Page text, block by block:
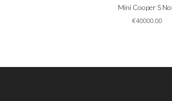
Informations
Mini Cooper S
€40000.00